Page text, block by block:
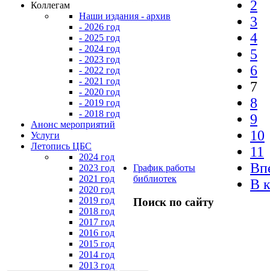
Коллегам
Наши издания - архив
- 2026 год
- 2025 год
- 2024 год
- 2023 год
- 2022 год
- 2021 год
- 2020 год
- 2019 год
- 2018 год
Анонс мероприятий
Услуги
Летопись ЦБС
2024 год
2023 год
2021 год
2020 год
2019 год
2018 год
2017 год
2016 год
2015 год
2014 год
2013 год
График работы
библиотек
Поиск по сайту
2
3
4
5
6
7
8
9
10
11
В